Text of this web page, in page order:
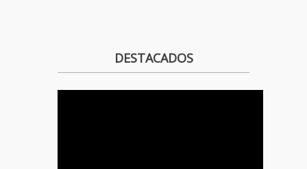
DESTACADOS